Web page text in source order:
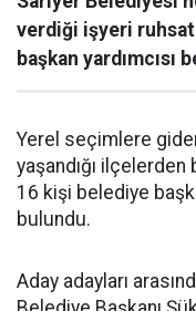
verdiği işyeri
başkan yardımcısı
Yerel seçimlere
yaşandığı ilçelerden
16 kişi belediye
bulundu.
Aday adayları